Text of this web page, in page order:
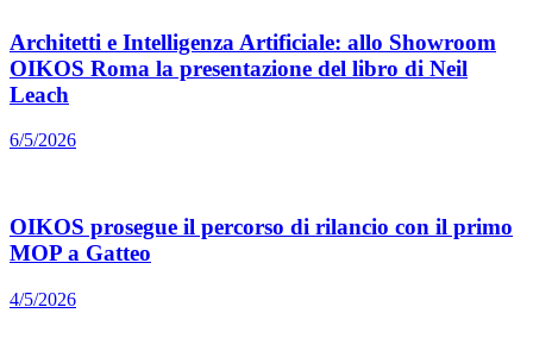
Architetti e Intelligenza Artificiale: allo Showroom
OIKOS Roma la presentazione del libro di Neil
Leach
6/5/2026
OIKOS prosegue il percorso di rilancio con il primo
MOP a Gatteo
4/5/2026